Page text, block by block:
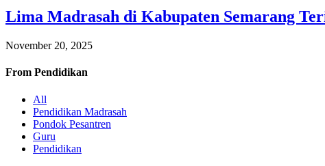
Lima Madrasah di Kabupaten Semarang
November 20, 2025
From Pendidikan
All
Pendidikan Madrasah
Pondok Pesantren
Guru
Pendidikan